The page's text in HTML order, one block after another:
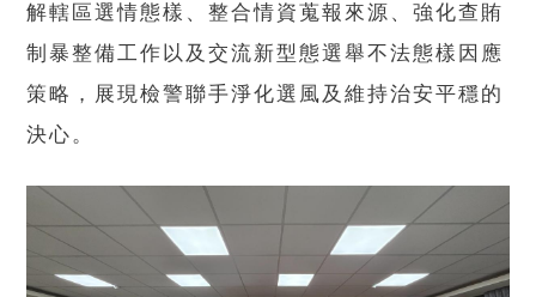
解轄區選情態樣、整合情資蒐報來源、強化查賄
制暴整備工作以及交流新型態選舉不法態樣因應
策略，展現檢警聯手淨化選風及維持治安平穩的
決心。